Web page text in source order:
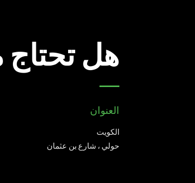
هل
العنوان
الكويت
حولي ، شارع بن عثمان